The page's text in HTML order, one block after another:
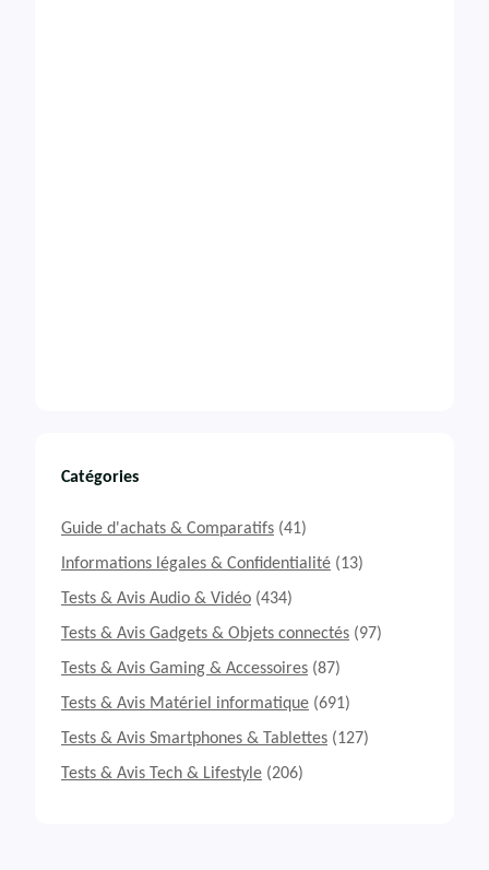
Catégories
Guide d'achats & Comparatifs (41)
Informations légales & Confidentialité (13)
Tests & Avis Audio & Vidéo (434)
Tests & Avis Gadgets & Objets connectés (97)
Tests & Avis Gaming & Accessoires (87)
Tests & Avis Matériel informatique (691)
Tests & Avis Smartphones & Tablettes (127)
Tests & Avis Tech & Lifestyle (206)